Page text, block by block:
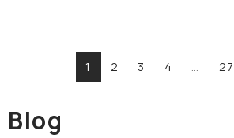
1 2 3 4 … 27
Blog